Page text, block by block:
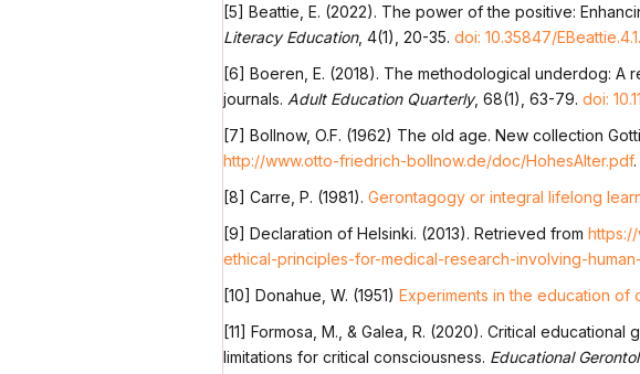
[5] Beattie, E. (2022). The power of the positive:
Literacy Education, 4(1), 20-35. doi: 10.35847/
[6] Boeren, E. (2018). The methodological underdog:
journals. Adult Education Quarterly, 68(1), 63-79. doi:
[7] Bollnow, O.F. (1962) The old age. New collection
http://www.otto-friedrich-bollnow.de/doc/HohesAlter.pdf.
[8] Carre, P. (1981). Gerontagogy or integral lifelong
[9] Declaration of Helsinki. (2013). Retrieved from
ethical-principles-for-medical-research-involving-
[10] Donahue, W. (1951) Experiments in the education of
[11] Formosa, M., & Galea, R. (2020). Critical
limitations for critical consciousness. Educational